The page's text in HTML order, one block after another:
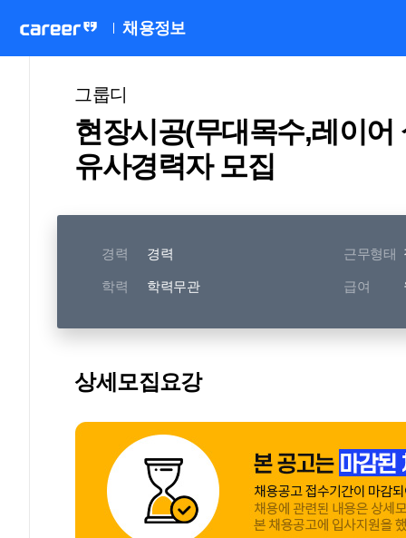
채용정보
그룹디
현장시공(무대목수,레이
유사경력자 모집
경력 경력 근무형태
학력 학력무관 급여
상세모집요강